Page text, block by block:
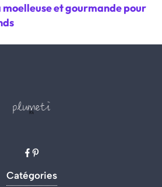
et gourmande pour
Catégories